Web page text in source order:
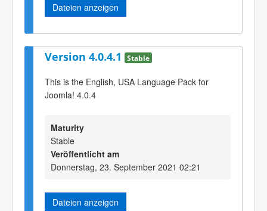
Dateien anzeigen
Version 4.0.4.1 Stable
This is the English, USA Language Pack for
Joomla! 4.0.4
Maturity
Stable
Veröffentlicht am
Donnerstag, 23. September 2021 02:21
Dateien anzeigen